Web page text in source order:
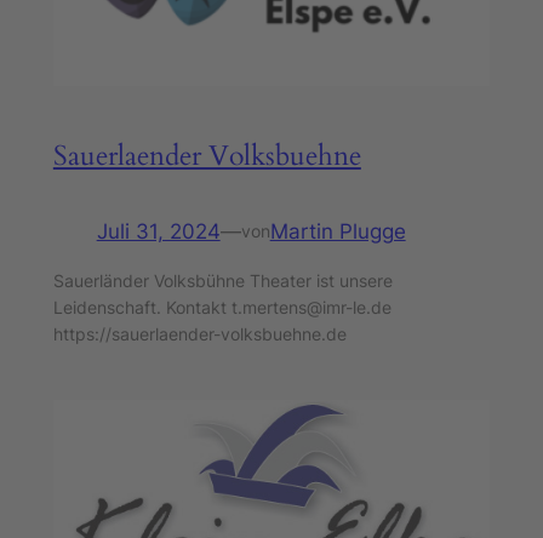
Sauerlaender Volksbuehne
Juli 31, 2024—vonMartin Plugge
Sauerländer Volksbühne Theater ist unsere
Leidenschaft. Kontakt t.mertens@imr-le.de
https://sauerlaender-volksbuehne.de